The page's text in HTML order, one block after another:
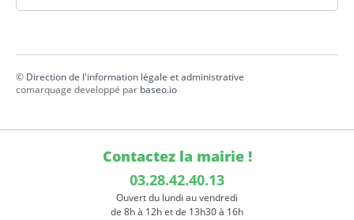
© Direction de l'information légale et administrative
comarquage developpé par baseo.io
Contactez la mairie !
03.28.42.40.13
Ouvert du lundi au vendredi
de 8h à 12h et de 13h30 à 16h